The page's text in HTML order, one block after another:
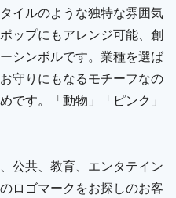
イルのような独特な雰囲気
ップにもアレンジ可能、創
シンボルです。業種を選ば
守りにもなるモチーフなの
です。「動物」「ピンク」
公共、教育、エンタテイン
ロゴマークをお探しのお客